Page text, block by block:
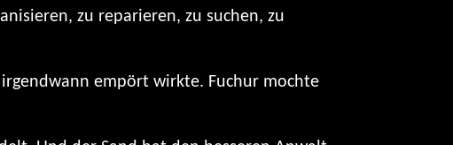
zu reparieren, zu suchen, zu
empört wirkte. Fuchur mochte